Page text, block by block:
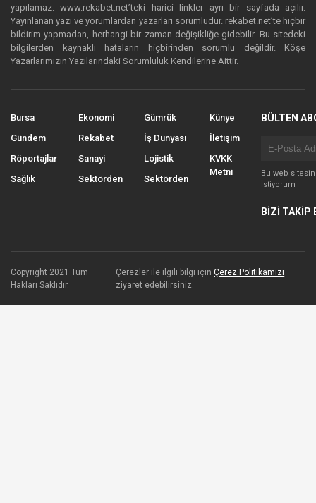
yapılamaz. www.rekabet.net’teki harici linkler ayrı bir sayfada açılır.
Yayınlanan yazı ve yorumlardan yazarları sorumludur. rekabet.net’te hiçbir
bildirim yapmadan, herhangi bir zaman değişikliğe gidebilir. Bu sitedeki
bilgilerden kaynaklı hataların hiçbirinden sorumlu değildir. Köşe
Yazarlarımızın Yazılarındaki Sorumluluk Kendilerine Aittir.
Bursa
Gündem
Röportajlar
Sağlık
Ekonomi
Rekabet
Sanayi
Sektörden
Gümrük
İş Dünyası
Lojistik
Sektörden
Künye
İletişim
KVKK
Metni
BÜLTEN
Bu web
İstiyorum
BİZİ TAKİP
Copyright 2021 Tüm
Hakları Saklıdır.
Çerezler ile ilgili bilgi içinÇerez Politikamızı
ziyaret edebilirsiniz.